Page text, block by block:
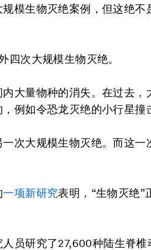
模生物灭绝案例，但这绝不
四次大规模生物灭绝。
大量物种的消失。在过去，
例如令恐龙灭绝的小行星撞
次大规模生物灭绝。而这一
一项新研究表明，“生物灭绝”
员研究了27,600种陆生脊椎